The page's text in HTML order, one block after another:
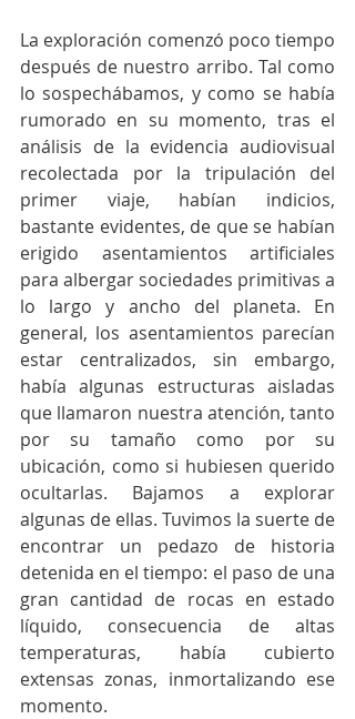
La exploración comenzó poco tiempo
después de nuestro arribo. Tal como
lo sospechábamos, y como se había
rumorado en su momento, tras el
análisis de la evidencia audiovisual
recolectada por la tripulación del
primer viaje, habían indicios,
bastante evidentes, de que se habían
erigido asentamientos artificiales
para albergar sociedades primitivas a
lo largo y ancho del planeta. En
general, los asentamientos parecían
estar centralizados, sin embargo,
había algunas estructuras aisladas
que llamaron nuestra atención, tanto
por su tamaño como por su
ubicación, como si hubiesen querido
ocultarlas. Bajamos a explorar
algunas de ellas. Tuvimos la suerte de
encontrar un pedazo de historia
detenida en el tiempo: el paso de una
gran cantidad de rocas en estado
líquido, consecuencia de altas
temperaturas, había cubierto
extensas zonas, inmortalizando ese
momento.